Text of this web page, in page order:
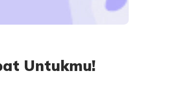
Untukmu!